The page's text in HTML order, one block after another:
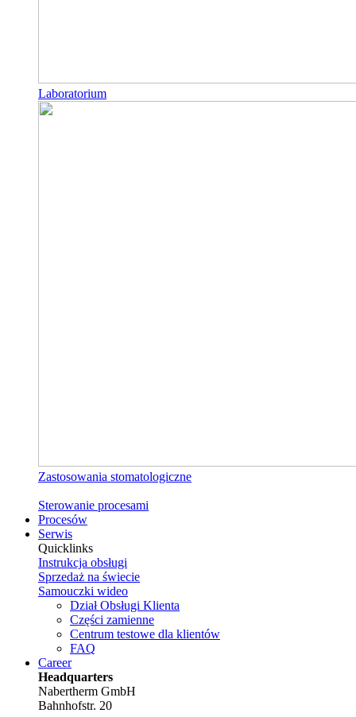
Laboratorium
Zastosowania stomatologiczne
Sterowanie procesami
Procesów
Serwis
Quicklinks
Instrukcja obsługi
Sprzedaż na świecie
Samouczki wideo
Dział Obsługi Klienta
Części zamienne
Centrum testowe dla klientów
FAQ
Career
Headquarters
Nabertherm GmbH
Bahnhofstr. 20